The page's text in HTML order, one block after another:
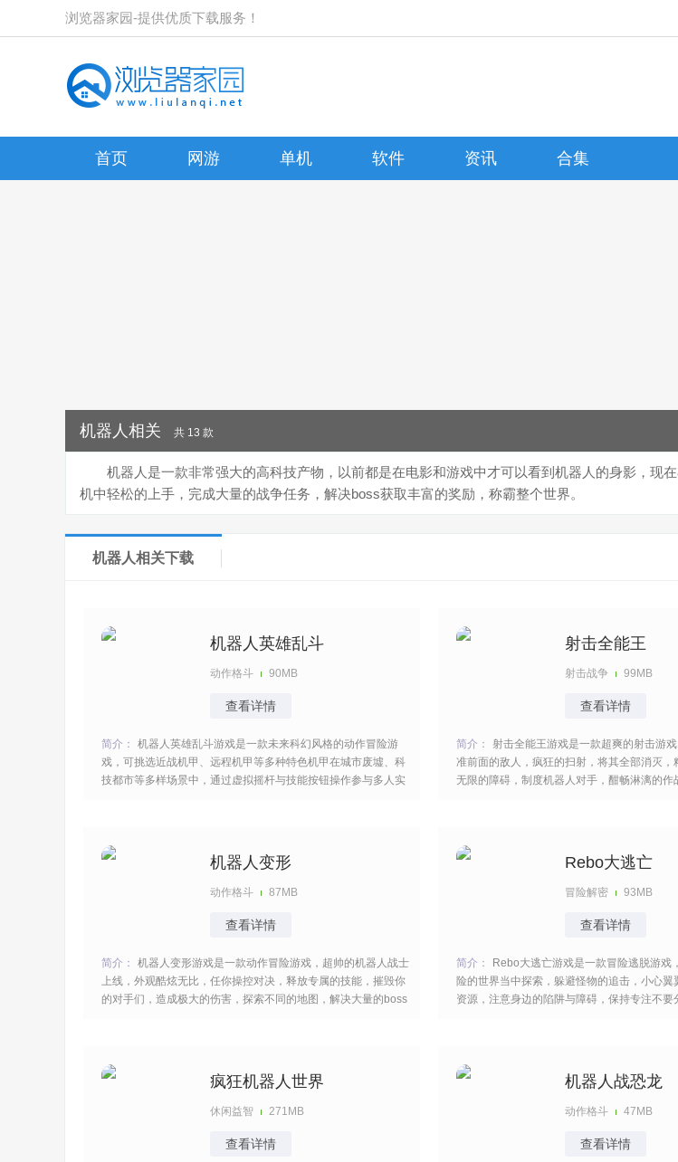
浏览器家园-提供优质下载服务！
首页 网游 单机 软件 资讯 合集
机器人相关 共 13 款
机器人是一款非常强大的高科技产物，以前都是在电影和游戏中才可以看到机器人的身影，现
机中轻松的上手，完成大量的战争任务，解决boss获取丰富的奖励，称霸整个世界。
机器人相关下载
机器人英雄乱斗
动作格斗 90MB
查看详情
简介：
机器人英雄乱斗游戏是一款未来科幻风格的动作冒险游
戏，可挑选近战机甲、远程机甲等多种特色机甲在城市废墟、科
技都市等多样场景中，通过虚拟摇杆与技能按钮操作参与多人实
射击全能王
射击战争 99MB
查看详情
简介：
射击全能王游戏是一款超爽的射击游
准前面的敌人，疯狂的扫射，将其全部消灭，
无限的障碍，制度机器人对手，酣畅淋漓的作
机器人变形
动作格斗 87MB
查看详情
简介：
机器人变形游戏是一款动作冒险游戏，超帅的机器人战士
上线，外观酷炫无比，任你操控对决，释放专属的技能，摧毁你
的对手们，造成极大的伤害，探索不同的地图，解决大量的boss
Rebo大逃亡
冒险解密 93MB
查看详情
简介：
Rebo大逃亡游戏是一款冒险逃脱游戏
险的世界当中探索，躲避怪物的追击，小心翼
资源，注意身边的陷阱与障碍，保持专注不要
疯狂机器人世界
休闲益智 271MB
查看详情
机器人战恐龙
动作格斗 47MB
查看详情